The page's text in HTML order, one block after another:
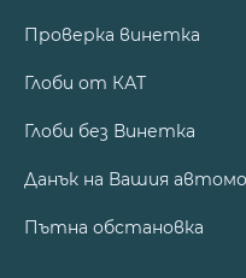
Проверка винетка
Глоби от КАТ
Глоби без Винетка
Данък на Вашия
Пътна обстановка